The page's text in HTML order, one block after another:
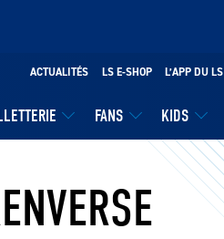
FANS KIDS
ACTUALITÉS LS E-SHOP L’APP DU LS